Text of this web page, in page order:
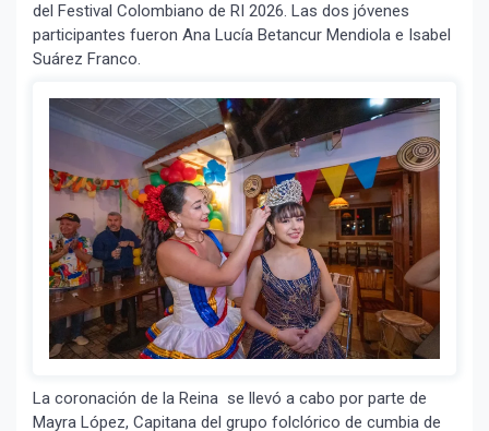
del Festival Colombiano de RI 2026. Las dos jóvenes
participantes fueron Ana Lucía Betancur Mendiola e Isabel
Suárez Franco.
La coronación de la Reina se llevó a cabo por parte de
Mayra López, Capitana del grupo folclórico de cumbia de